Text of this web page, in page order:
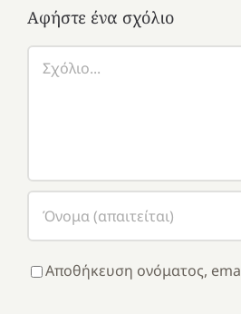
Αφήστε ένα σχόλιο
Αποθήκευση ονόματος,